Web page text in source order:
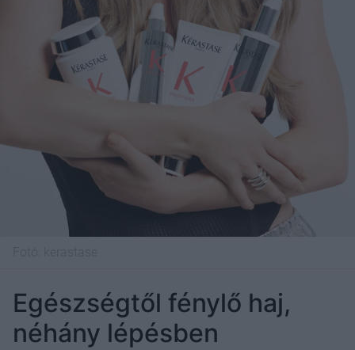
Egészségtől fénylő haj,
néhány lépésben